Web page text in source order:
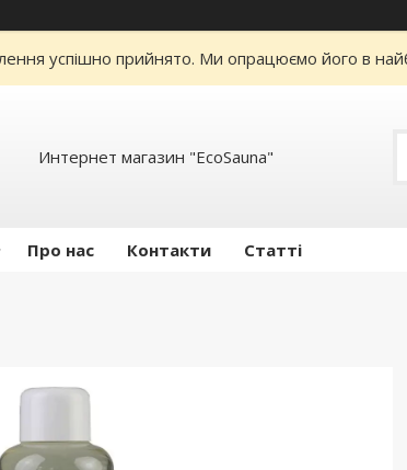
успішно прийнято. Ми опрацюємо його в
Интернет магазин "EcoSauna"
Про нас Контакти Статті